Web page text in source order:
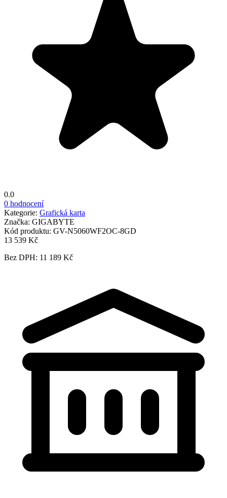
0.0
0 hodnocení
Kategorie: Grafická karta
Značka: GIGABYTE
Kód produktu: GV-N5060WF2OC-8GD
13 539 Kč
Bez DPH: 11 189 Kč